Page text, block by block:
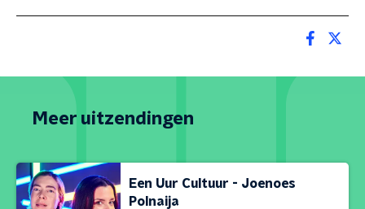
Meer uitzendingen
Een Uur Cultuur - Joenoes
Polnaija